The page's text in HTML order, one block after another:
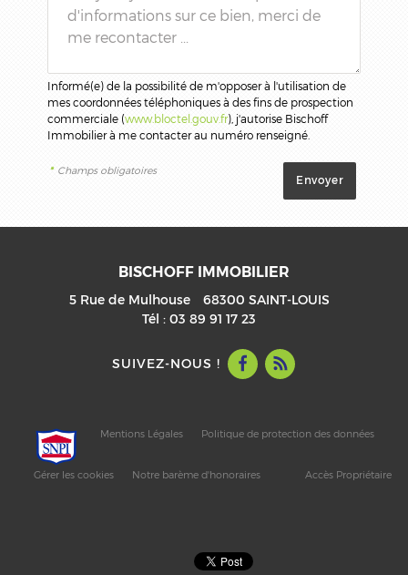
Informé(e) de la possibilité de m'opposer à l'utilisation de
mes coordonnées téléphoniques à des fins de prospection
commerciale (www.bloctel.gouv.fr), j'autorise Bischoff
Immobilier à me contacter au numéro renseigné.
* Champs obligatoires
BISCHOFF IMMOBILIER
5 Rue de Mulhouse 68300 SAINT-LOUIS
Tél :03 89 91 17 23
SUIVEZ-NOUS !
Mentions Légales Politique de protection des données
Gérer les cookies Notre barème d'honoraires Accès Propriétaire